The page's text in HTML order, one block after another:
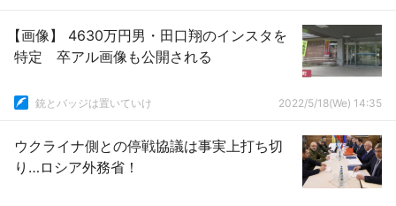
【画像】 4630万円男・田口翔のインスタを
特定 卒アル画像も公開される
銃とバッジは置いていけ 2022/5/18(We) 14:35
ウクライナ側との停戦協議は事実上打ち切
り…ロシア外務省！